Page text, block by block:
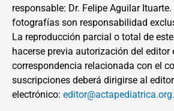
responsable: Dr. Felipe Aguilar
fotografías son responsabilidad
La reproducción parcial o total de
hacerse previa autorización del editor
correspondencia relacionada con el
suscripciones deberá dirigirse al
electrónico: